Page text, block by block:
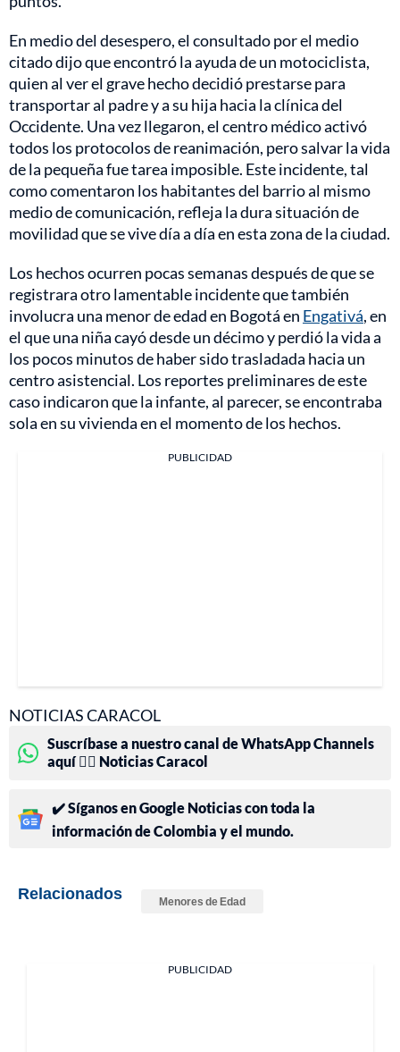
En medio del desespero, el consultado por el medio
citado dijo que encontró la ayuda de un motociclista,
quien al ver el grave hecho decidió prestarse para
transportar al padre y a su hija hacia la clínica del
Occidente. Una vez llegaron, el centro médico activó
todos los protocolos de reanimación, pero salvar la vida
de la pequeña fue tarea imposible. Este incidente, tal
como comentaron los habitantes del barrio al mismo
medio de comunicación, refleja la dura situación de
movilidad que se vive día a día en esta zona de la ciudad.
Los hechos ocurren pocas semanas después de que se
registrara otro lamentable incidente que también
involucra una menor de edad en Bogotá en Engativá, en
el que una niña cayó desde un décimo y perdió la vida a
los pocos minutos de haber sido trasladada hacia un
centro asistencial. Los reportes preliminares de este
caso indicaron que la infante, al parecer, se encontraba
sola en su vivienda en el momento de los hechos.
PUBLICIDAD
NOTICIAS CARACOL
Suscríbase a nuestro canal de WhatsApp Channels
aquí 👉🏻 Noticias Caracol
✔️ Síganos en Google Noticias con toda la
información de Colombia y el mundo.
Relacionados Menores de Edad
PUBLICIDAD